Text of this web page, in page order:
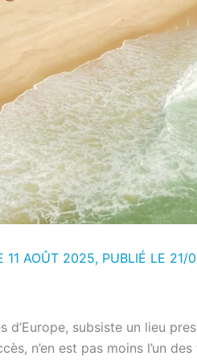
11 AOÛT 2025, PUBLIÉ LE 21/
d’Europe, subsiste un lieu
n’en est pas moins l’un